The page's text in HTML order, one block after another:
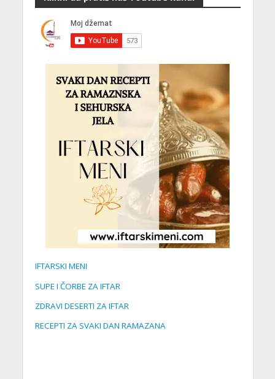
IFTARSKI MENI
SUPE I ČORBE ZA IFTAR
ZDRAVI DESERTI ZA IFTAR
RECEPTI ZA SVAKI DAN RAMAZANA